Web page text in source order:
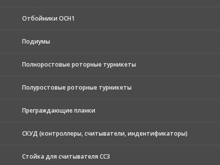
Отбойники ОСН1
Подиумы
Полноростовые роторные турникеты
Полуростовые роторные турникеты
Преграждающие планки
СКУД (контроллеры, считыватели, индентификаторы)
Стойка для считывателя СС3